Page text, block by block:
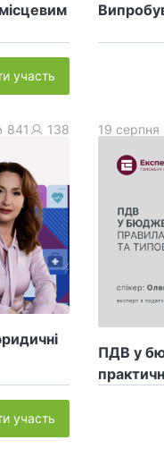
участь
841 138
участь
ПДВ у
19 серпня